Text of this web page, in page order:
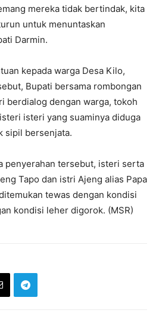
mereka tidak bertindak, kita
untuk menuntaskan
Darmin.
kepada warga Desa Kilo,
Bupati bersama rombongan
berdialog dengan warga, tokoh
isteri yang suaminya diduga
sipil bersenjata.
penyerahan tersebut, isteri serta
Tapo dan istri Ajeng alias Papa
tewas dengan kondisi
kondisi leher digorok. (MSR)